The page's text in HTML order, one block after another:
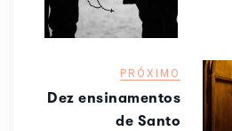
PRÓXIMO
Dez ensinamentos
de Santo